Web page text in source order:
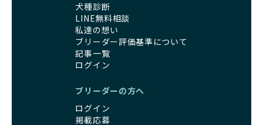
これにより、飼い主さんにとっても安心してスタートできる
BreederFamiliesのブリーダーは、犬種に関する豊富な知識
と経験を持っています。そのため、子犬を迎えた後の健康管
理やしつけ、生活スタイルに合わせた育て方について、丁寧
なアドバイスを受けられます。「この犬種ならではの特徴
は？」「食事はどうしたらいい？」など、疑問や悩みがあれ
ば、専門的な視点から解決のヒントをもらえるのも安心でき
るポイントです。
BreederFamiliesでは、すべてのブリーダーが厳しい基準を
団体に引き渡されることもあり、ワンちゃんの生活が不安定
になる可能性が高まります。
引退犬に対する扱いがどうなっているかも、優良ブリーダー
を見分けるポイントとなります。
「引退犬も大切に」の詳細はこちら
ーズに適応できるようにするプロセスです。ワンちゃんの社
会化は、生後3週間から12週間頃の「社会化期」と呼ばれる
時期が特に重要です。この期間は、ブリーダーが飼育してい
犬種診断
LINE無料相談
私達の想い
ブリーダー評価基準について
記事一覧
ログイン
ブリーダーの方へ
ログイン
掲載応募